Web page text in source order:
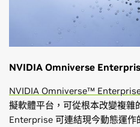
NVIDIA Omniverse
NVIDIA Omniverse™
擬軟體平台，可從根本改變複
Enterprise 可連結現今動態運作